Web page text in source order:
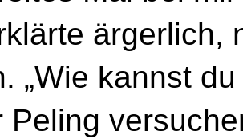
ärgerlich,
„Wie kannst
Peling